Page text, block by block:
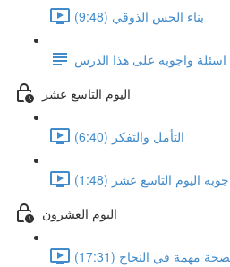
بناء الحس الذوقي (9:48)
اسئلة واجوبه على هذا الدرس
اليوم التاسع عشر
التأمل والتفكر (6:40)
اليوم التاسع عشر (1:48)
اليوم العشرون
مهمة في النجاح (17:31)